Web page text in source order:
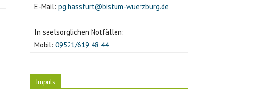
E-Mail: pg.hassfurt@bistum-wuerzburg.de
In seelsorglichen Notfällen:
Mobil: 09521/619 48 44
Impuls